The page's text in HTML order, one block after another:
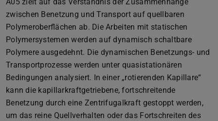
zwischen Benetzung und Transport auf quellbaren
Polymeroberflächen ab. Die Arbeiten mit statischen
Polymersystemen werden auf dynamisch schaltbare
Polymere ausgedehnt. Die dynamischen Benetzungs- und
Transportprozesse werden unter quasistationären
Bedingungen analysiert. In einer „rotierenden Kapillare“
kann die kapillarkraftgetriebene, fortschreitende
Benetzung durch eine Zentrifugalkraft gestoppt werden,
um das reine Quellverhalten oder das Fortschreiten des